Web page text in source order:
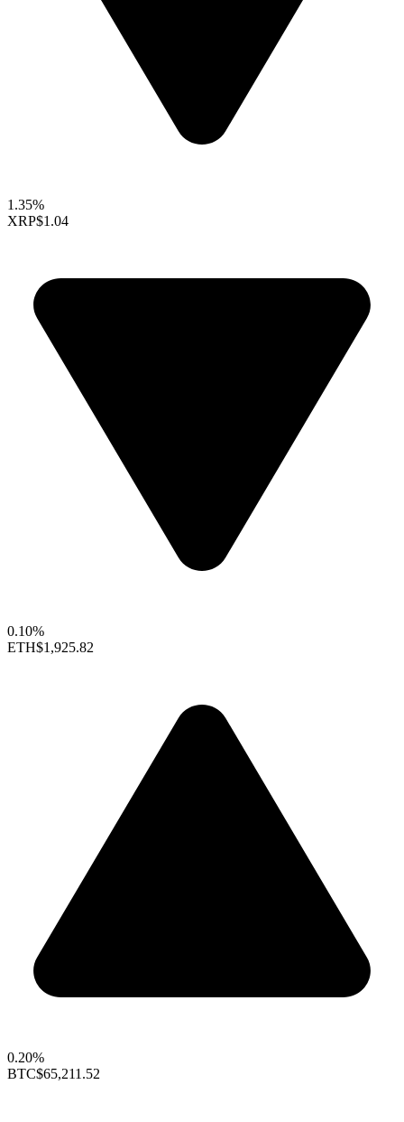
1.35%
XRP$1.04
0.10%
ETH$1,925.82
0.20%
BTC$65,211.52